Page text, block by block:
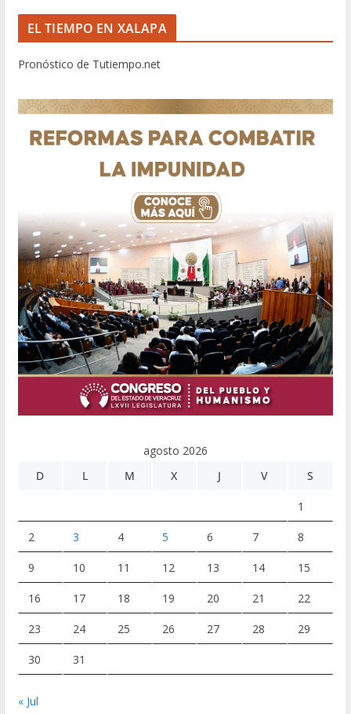
EL TIEMPO EN XALAPA
Pronóstico de Tutiempo.net
agosto 2026
D
L M X J V S
1
2 3 4 5 6 7 8
9 10 11 12 13 14 15
16 17 18 19 20 21 22
23 24 25 26 27 28 29
30 31
« Jul